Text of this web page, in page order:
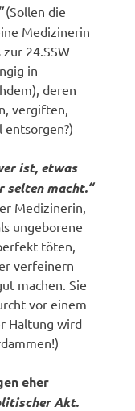
(Sollen die
Medizinerin
24.SSW
in
deren
vergiften,
ist, etwas
selten macht.“
Medizinerin,
ungeborene
töten,
verfeinern
machen. Sie
vor einem
Haltung wird
eher
Akt.